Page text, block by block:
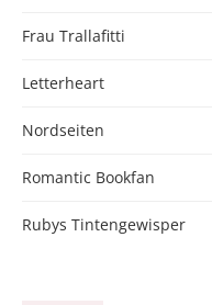
Frau Trallafitti
Letterheart
Nordseiten
Romantic Bookfan
Rubys Tintengewisper